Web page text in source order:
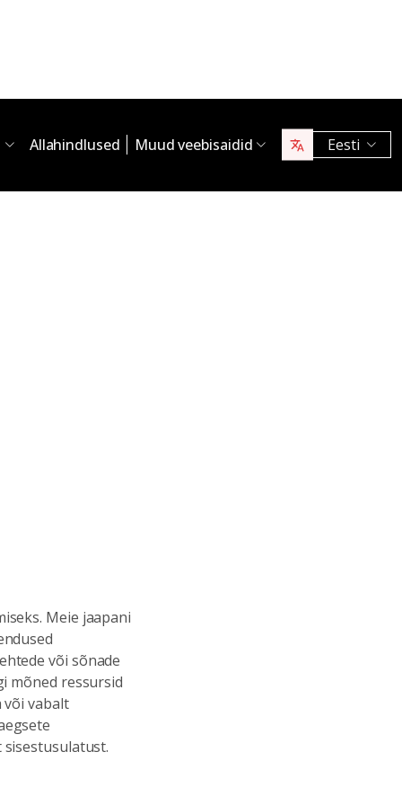
Allahindlused Muud veebisaidid Eesti
Meie jaapani
või sõnade
mõned ressursid
või vabalt